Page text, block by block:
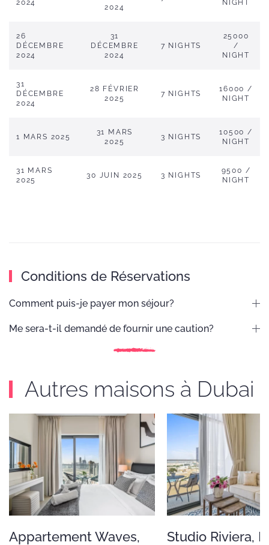
2024
2024
NIGHT
26
DÉCEMBRE
2024
31
DÉCEMBRE
2024
7 NIGHTS
25000
/
NIGHT
31
DÉCEMBRE
2024
28 FÉVRIER
2025
7 NIGHTS
16000 /
NIGHT
1 MARS 2025
31 MARS
2025
3 NIGHTS
10500 /
NIGHT
31 MARS
2025
30 JUIN 2025 3 NIGHTS
9500 /
NIGHT
Conditions de Réservations
Comment puis-je payer mon séjour?
Me sera-t-il demandé de fournir une caution?
Autres maisons à Dubai
Appartement Waves,
Studio Riviera,